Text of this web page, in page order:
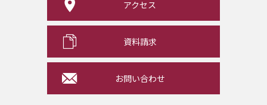
アクセス
資料請求
お問い合わせ